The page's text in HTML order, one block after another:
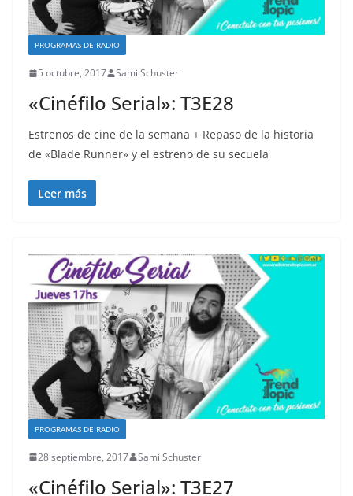
PROGRAMAS DE RADIO
5 octubre, 2017 Sami Schuster
«Cinéfilo Serial»: T3E28
Estrenos de cine de la semana + Repaso de la historia
de «Blade Runner» y el estreno de su secuela
Leer más
PROGRAMAS DE RADIO
28 septiembre, 2017 Sami Schuster
«Cinéfilo Serial»: T3E27